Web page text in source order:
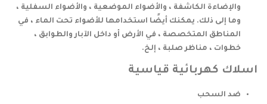
والإضاءة الكاشفة ، والأضواء الموضعية ، والأضواء السفلية ،
وما إلى ذلك. يمكنك أيضًا استخدامها للأضواء تحت الماء ، في
المناطق المتخصصة ، في الأرض أو داخل الآبار والطوابق ،
خطوات ، مناظر صلبة ، إلخ.
اسلاك كهربائية قياسية
ضد السحب